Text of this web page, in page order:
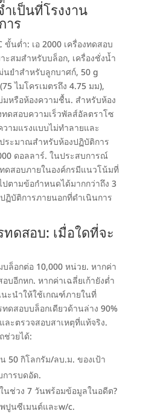
เป็นที่โรงงาน
าร
ขั้นต่ำ: เอ 2000 เครื่องทดสอบ
ะสมสำหรับบล็อก, เครื่องชั่งน้ำ
นยำสำหรับลูกบาศก์, 50g
(75ไมโครเมตรถึง 4.75 มม),
มหรือห้องความชื้น. สำหรับห้อง
ทดสอบความเร็วพัลส์อัลตราโซ
ามแรงแบบไม่ทำลายและ
ระมาณสำหรับห้องปฏิบัติการ
ดอลลาร์. ในประสบการณ์
ดสอบภายในองค์กรมีแนวโน้มที่
ตามข้อกำหนดได้มากกว่าถึง 3
ฏิบัติการภายนอกที่ดำเนินการ
ทดสอบ: เมื่อใดที่จะ
ล็อกต่อ10,000 หน่วย. หากค่า
บอีกหก. หากค่าเฉลี่ยเก้ายังต่ำ
นะนำให้ใช้เกณฑ์ภายในที่
ดสอบบล็อกเดียวด้านล่าง 90%
ะตรวจสอบสาเหตุที่แท้จริง.
ช่วยได้:
50กิโลกรัม/ลบ.ม. ของเป้า
การบดอัด.
นช่วง 7 วันพร้อมข้อมูลในอดีต?
ปูนซีเมนต์และw/c.